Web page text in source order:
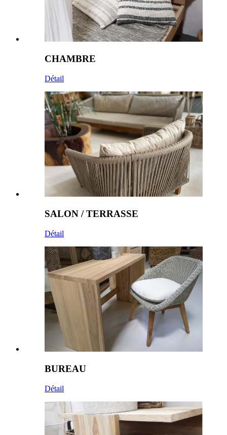
CHAMBRE
Détail
SALON / TERRASSE
Détail
BUREAU
Détail